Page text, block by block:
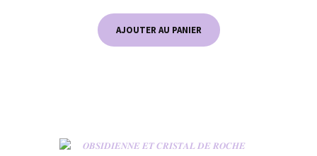
AJOUTER AU PANIER